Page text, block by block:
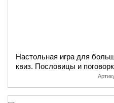
Настольная игра для
квиз. Пословицы и